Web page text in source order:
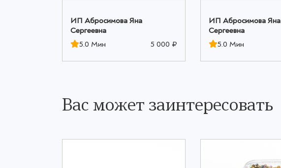
ИП Абросимова Яна
Сергеевна
5.0 Мин
5 000 ₽
ИП Абросимова Яна
Сергеевна
5.0 Мин
Вас может заинтересовать